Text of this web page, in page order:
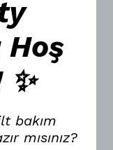
Hoş
bakım
mısınız?